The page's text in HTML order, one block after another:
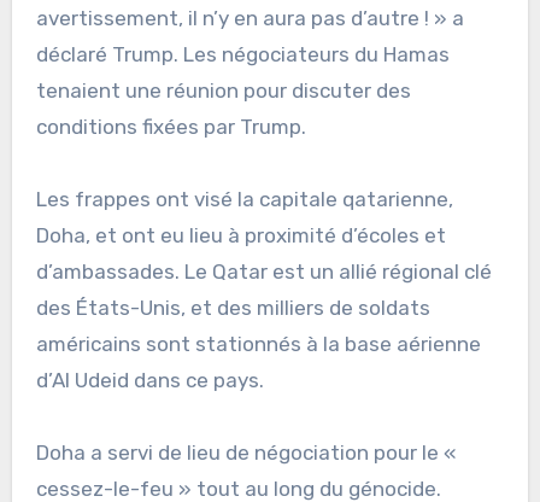
avertissement, il n’y en aura pas d’autre ! » a
déclaré Trump. Les négociateurs du Hamas
tenaient une réunion pour discuter des
conditions fixées par Trump.
Les frappes ont visé la capitale qatarienne,
Doha, et ont eu lieu à proximité d’écoles et
d’ambassades. Le Qatar est un allié régional clé
des États-Unis, et des milliers de soldats
américains sont stationnés à la base aérienne
d’Al Udeid dans ce pays.
Doha a servi de lieu de négociation pour le «
cessez-le-feu » tout au long du génocide.